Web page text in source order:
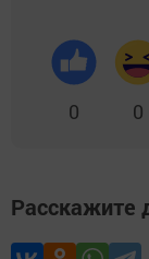
0 0
Расскажите